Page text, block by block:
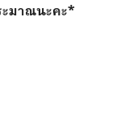
ะมาณนะคะ*